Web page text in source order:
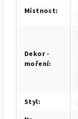
Místnost:
Dekor -
moření:
Styl: